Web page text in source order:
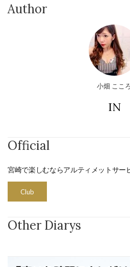
Author
小畑 ここ
IN
Official
宮崎で楽しむならアルティメットサー
Club
Other Diarys